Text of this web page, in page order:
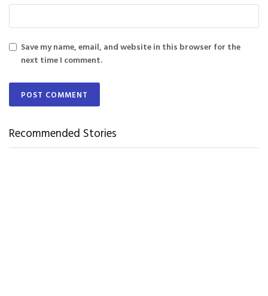
Save my name, email, and website in this browser for the
next time I comment.
Recommended Stories